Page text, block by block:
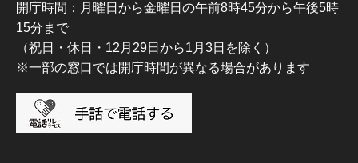
開庁時間：月曜日から金曜日の午前8時45分から午後5時
15分まで
（祝日・休日・12月29日から1月3日を除く）
※一部の窓口では開庁時間が異なる場合があります